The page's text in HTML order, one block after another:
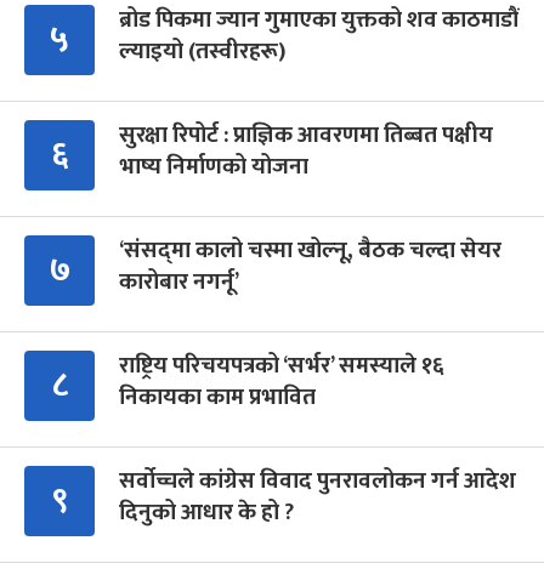
५
ब्रोड पिकमा ज्यान गुमाएका युक्तको शव काठमाडौं
ल्याइयो (तस्वीरहरू)
६
सुरक्षा रिपोर्ट : प्राज्ञिक आवरणमा तिब्बत पक्षीय
भाष्य निर्माणको योजना
७
‘संसद्‍मा कालो चस्मा खोल्नू, बैठक चल्दा सेयर
कारोबार नगर्नू’
८
राष्ट्रिय परिचयपत्रको ‘सर्भर’ समस्याले १६
निकायका काम प्रभावित
९
सर्वोच्चले कांग्रेस विवाद पुनरावलोकन गर्न आदेश
दिनुको आधार के हो ?